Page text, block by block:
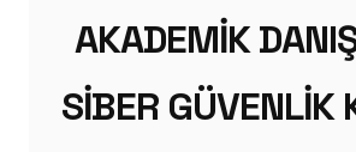
AKADEMIK
SIBER GÜVENLIK